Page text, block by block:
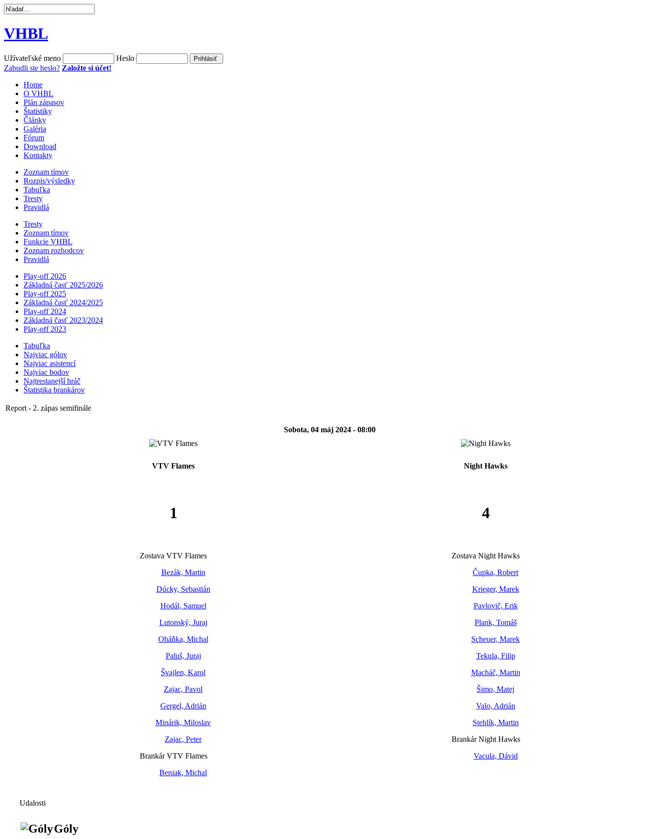
VHBL
Užívateľské meno
Heslo
Zabudli ste heslo? Založte si účet!
Home
O VHBL
Plán zápasov
Štatistiky
Články
Galéria
Fórum
Download
Kontakty
Zoznam tímov
Rozpis/výsledky
Tabuľka
Tresty
Pravidlá
Tresty
Zoznam tímov
Funkcie VHBL
Zoznam rozhodcov
Pravidlá
Play-off 2026
Základná časť 2025/2026
Play-off 2025
Základná časť 2024/2025
Play-off 2024
Základná časť 2023/2024
Play-off 2023
Tabuľka
Najviac gólov
Najviac asistencí­
Najviac bodov
Najtrestanejší hráč
Štatistika brankárov
Report - 2. zápas semifinále
Sobota, 04 máj 2024 - 08:00
VTV Flames Night Hawks
1 4
Zostava VTV Flames
Bezák, Martin
Dúcky, Sebastián
Hodál, Samuel
Lutonský, Juraj
Oháňka, Michal
Paluš, Juraj
Švajlen, Karol
Zajac, Pavol
Gergel, Adrián
Minárik, Miloslav
Zajac, Peter
Brankár VTV Flames
Beniak, Michal
Zostava Night Hawks
Čupka, Robert
Krieger, Marek
Pavlovič, Erik
Plank, Tomáš
Scheuer, Marek
Tekula, Filip
Macháč, Martin
Šimo, Matej
Valo, Adrián
Stehlík, Martin
Brankár Night Hawks
Vacula, Dávid
Udalosti
Góly